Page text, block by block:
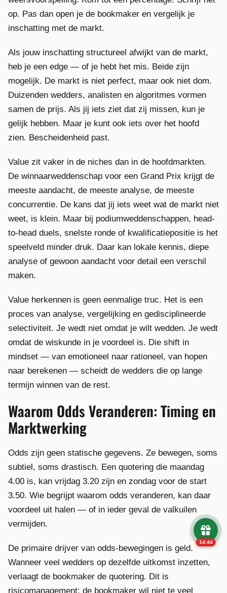
op. Pas dan open je de bookmaker en vergelijk je
inschatting met de markt.
Als jouw inschatting structureel afwijkt van de markt,
heb je een edge — of je hebt het mis. Beide zijn
mogelijk. De markt is niet perfect, maar ook niet dom.
Duizenden wedders, analisten en algoritmes vormen
samen de prijs. Als jij iets ziet dat zij missen, kun je
gelijk hebben. Maar je kunt ook iets over het hoofd
zien. Bescheidenheid past.
Value zit vaker in de niches dan in de hoofdmarkten.
De winnaarweddenschap voor een Grand Prix krijgt de
meeste aandacht, de meeste analyse, de meeste
concurrentie. De kans dat jij iets weet wat de markt niet
weet, is klein. Maar bij podiumweddenschappen, head-
to-head duels, snelste ronde of kwalificatiepositie is het
speelveld minder druk. Daar kan lokale kennis, diepe
analyse of gewoon aandacht voor detail een verschil
maken.
Value herkennen is geen eenmalige truc. Het is een
proces van analyse, vergelijking en gedisciplineerde
selectiviteit. Je wedt niet omdat je wilt wedden. Je wedt
omdat de wiskunde in je voordeel is. Die shift in
mindset — van emotioneel naar rationeel, van hopen
naar berekenen — scheidt de wedders die op lange
termijn winnen van de rest.
Waarom Odds Veranderen: Timing en
Marktwerking
Odds zijn geen statische gegevens. Ze bewegen, soms
subtiel, soms drastisch. Een quotering die maandag
4.00 is, kan vrijdag 3.20 zijn en zondag voor de start
3.50. Wie begrijpt waarom odds veranderen, kan daar
voordeel uit halen — of in ieder geval de valkuilen
vermijden.
De primaire drijver van odds-bewegingen is geld.
Wanneer veel wedders op dezelfde uitkomst inzetten,
verlaagt de bookmaker de quotering. Dit is
risicomanagement: de bookmaker wil niet te veel
14:43